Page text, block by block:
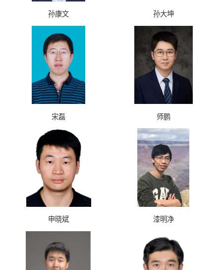
孙康文 孙大坤
宋磊 师鹏
申晓斌 漆明净